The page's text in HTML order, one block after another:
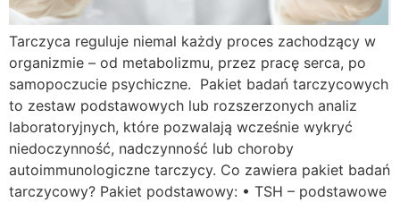
Tarczyca reguluje niemal każdy proces zachodzący w
organizmie – od metabolizmu, przez pracę serca, po
samopoczucie psychiczne. Pakiet badań tarczycowych
to zestaw podstawowych lub rozszerzonych analiz
laboratoryjnych, które pozwalają wcześnie wykryć
niedoczynność, nadczynność lub choroby
autoimmunologiczne tarczycy. Co zawiera pakiet badań
tarczycowy? Pakiet podstawowy: • TSH – podstawowe